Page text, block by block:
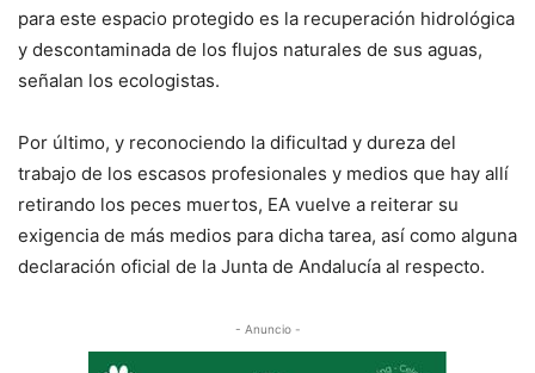
para este espacio protegido es la recuperación hidrológica
y descontaminada de los flujos naturales de sus aguas,
señalan los ecologistas.
Por último, y reconociendo la dificultad y dureza del
trabajo de los escasos profesionales y medios que hay allí
retirando los peces muertos, EA vuelve a reiterar su
exigencia de más medios para dicha tarea, así como alguna
declaración oficial de la Junta de Andalucía al respecto.
- Anuncio -